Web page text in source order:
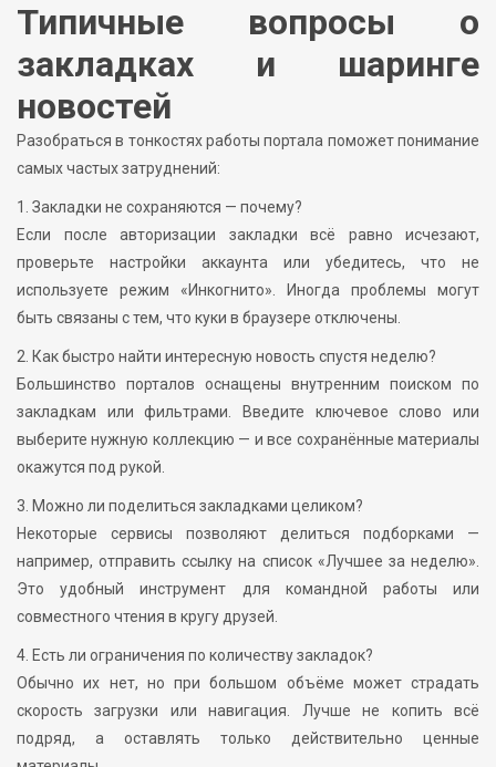
Типичные вопросы о
закладках и шаринге
новостей
Разобраться в тонкостях работы портала поможет понимание
самых частых затруднений:
1. Закладки не сохраняются — почему?
Если после авторизации закладки всё равно исчезают,
проверьте настройки аккаунта или убедитесь, что не
используете режим «Инкогнито». Иногда проблемы могут
быть связаны с тем, что куки в браузере отключены.
2. Как быстро найти интересную новость спустя неделю?
Большинство порталов оснащены внутренним поиском по
закладкам или фильтрами. Введите ключевое слово или
выберите нужную коллекцию — и все сохранённые материалы
окажутся под рукой.
3. Можно ли поделиться закладками целиком?
Некоторые сервисы позволяют делиться подборками —
например, отправить ссылку на список «Лучшее за неделю».
Это удобный инструмент для командной работы или
совместного чтения в кругу друзей.
4. Есть ли ограничения по количеству закладок?
Обычно их нет, но при большом объёме может страдать
скорость загрузки или навигация. Лучше не копить всё
подряд, а оставлять только действительно ценные